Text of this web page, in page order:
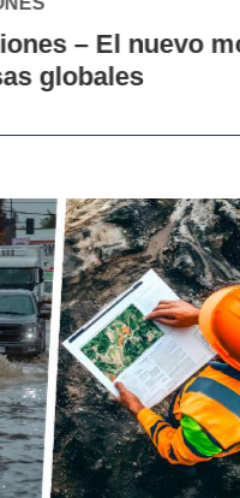
IP-CFT Santo
Municipales
la innovación en